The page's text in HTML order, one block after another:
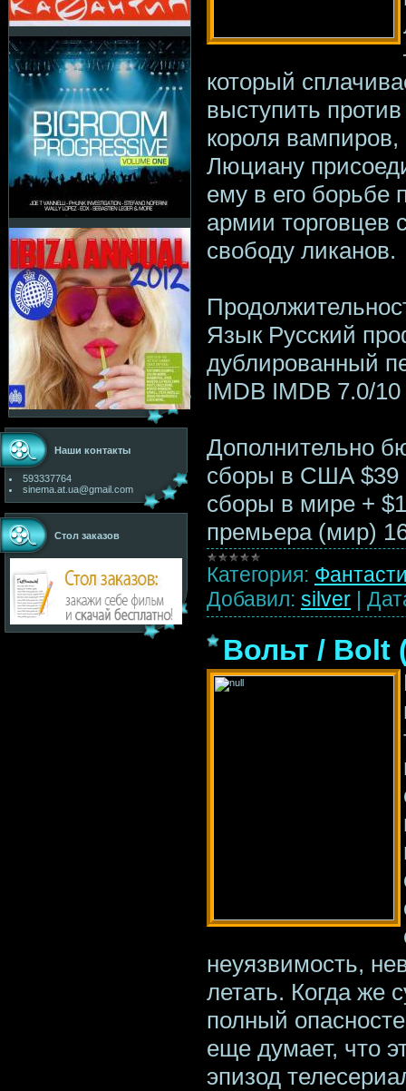
Наши контакты
593337764
sinema.at.ua@gmail.com
Стол заказов
который
выступить
короля
Люциану
ему в его борьбе
армии торговцев
свободу ликанов.
Язык Русский
дублированный
IMDB IMDB 7.0/
Дополнительно
сборы в США $39
сборы в мире +
премьера (мир)
Категория:
Добавил: silver |
Вольт / Bolt
неуязвимость,
летать. Когда же
полный
еще думает, что
эпизод